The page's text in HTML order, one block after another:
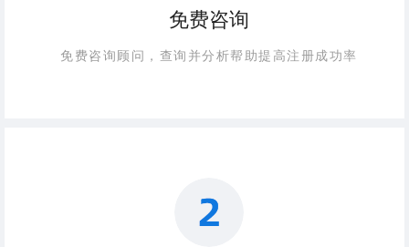
免费咨询顾问，查询并分析帮助提高注册成功率
免费咨询